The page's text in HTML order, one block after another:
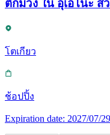
ตึกม่วง ใน อุเอโนะ
โตเกียว
ช้อปปิ้ง
Expiration date: 2027/07/29